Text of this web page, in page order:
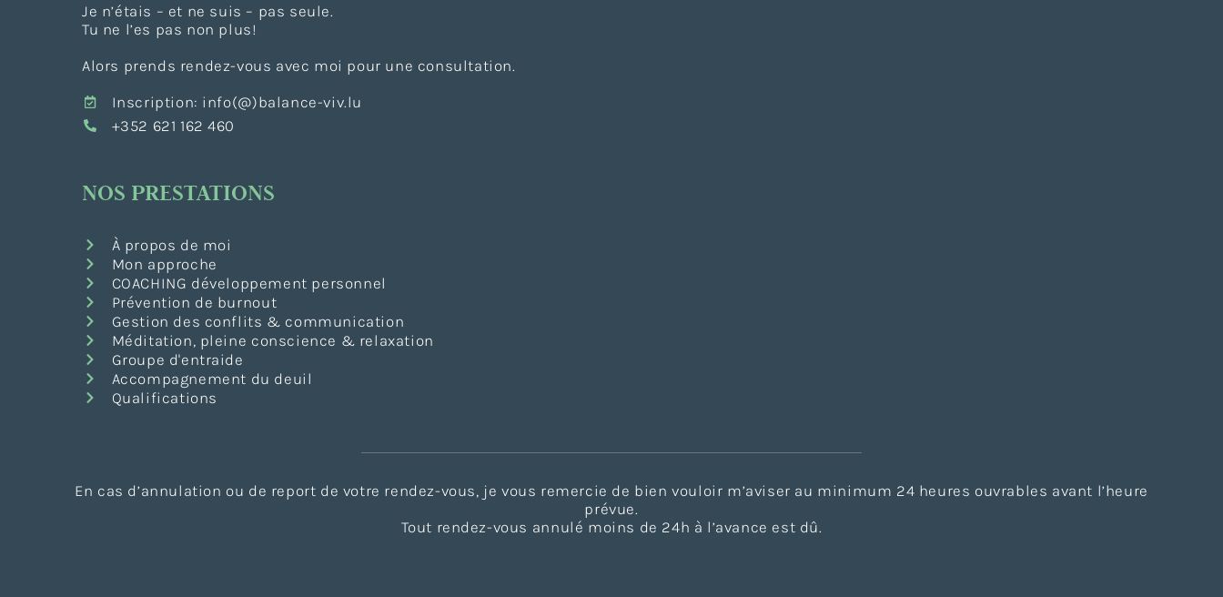
Je n’étais – et ne suis – pas seule.
Tu ne l’es pas non plus!
Alors prends rendez-vous avec moi pour une consultation.
Inscription: info(@)balance-viv.lu
+352 621 162 460
NOS PRESTATIONS
À propos de moi
Mon approche
COACHING développement personnel
Prévention de burnout
Gestion des conflits & communication
Méditation, pleine conscience & relaxation
Groupe d'entraide
Accompagnement du deuil
Qualifications
En cas d’annulation ou de report de votre rendez-vous, je vous remercie de bien vouloir m’aviser au minimum 24 heures ouvrables avant l’heure
prévue.
Tout rendez-vous annulé moins de 24h à l’avance est dû.